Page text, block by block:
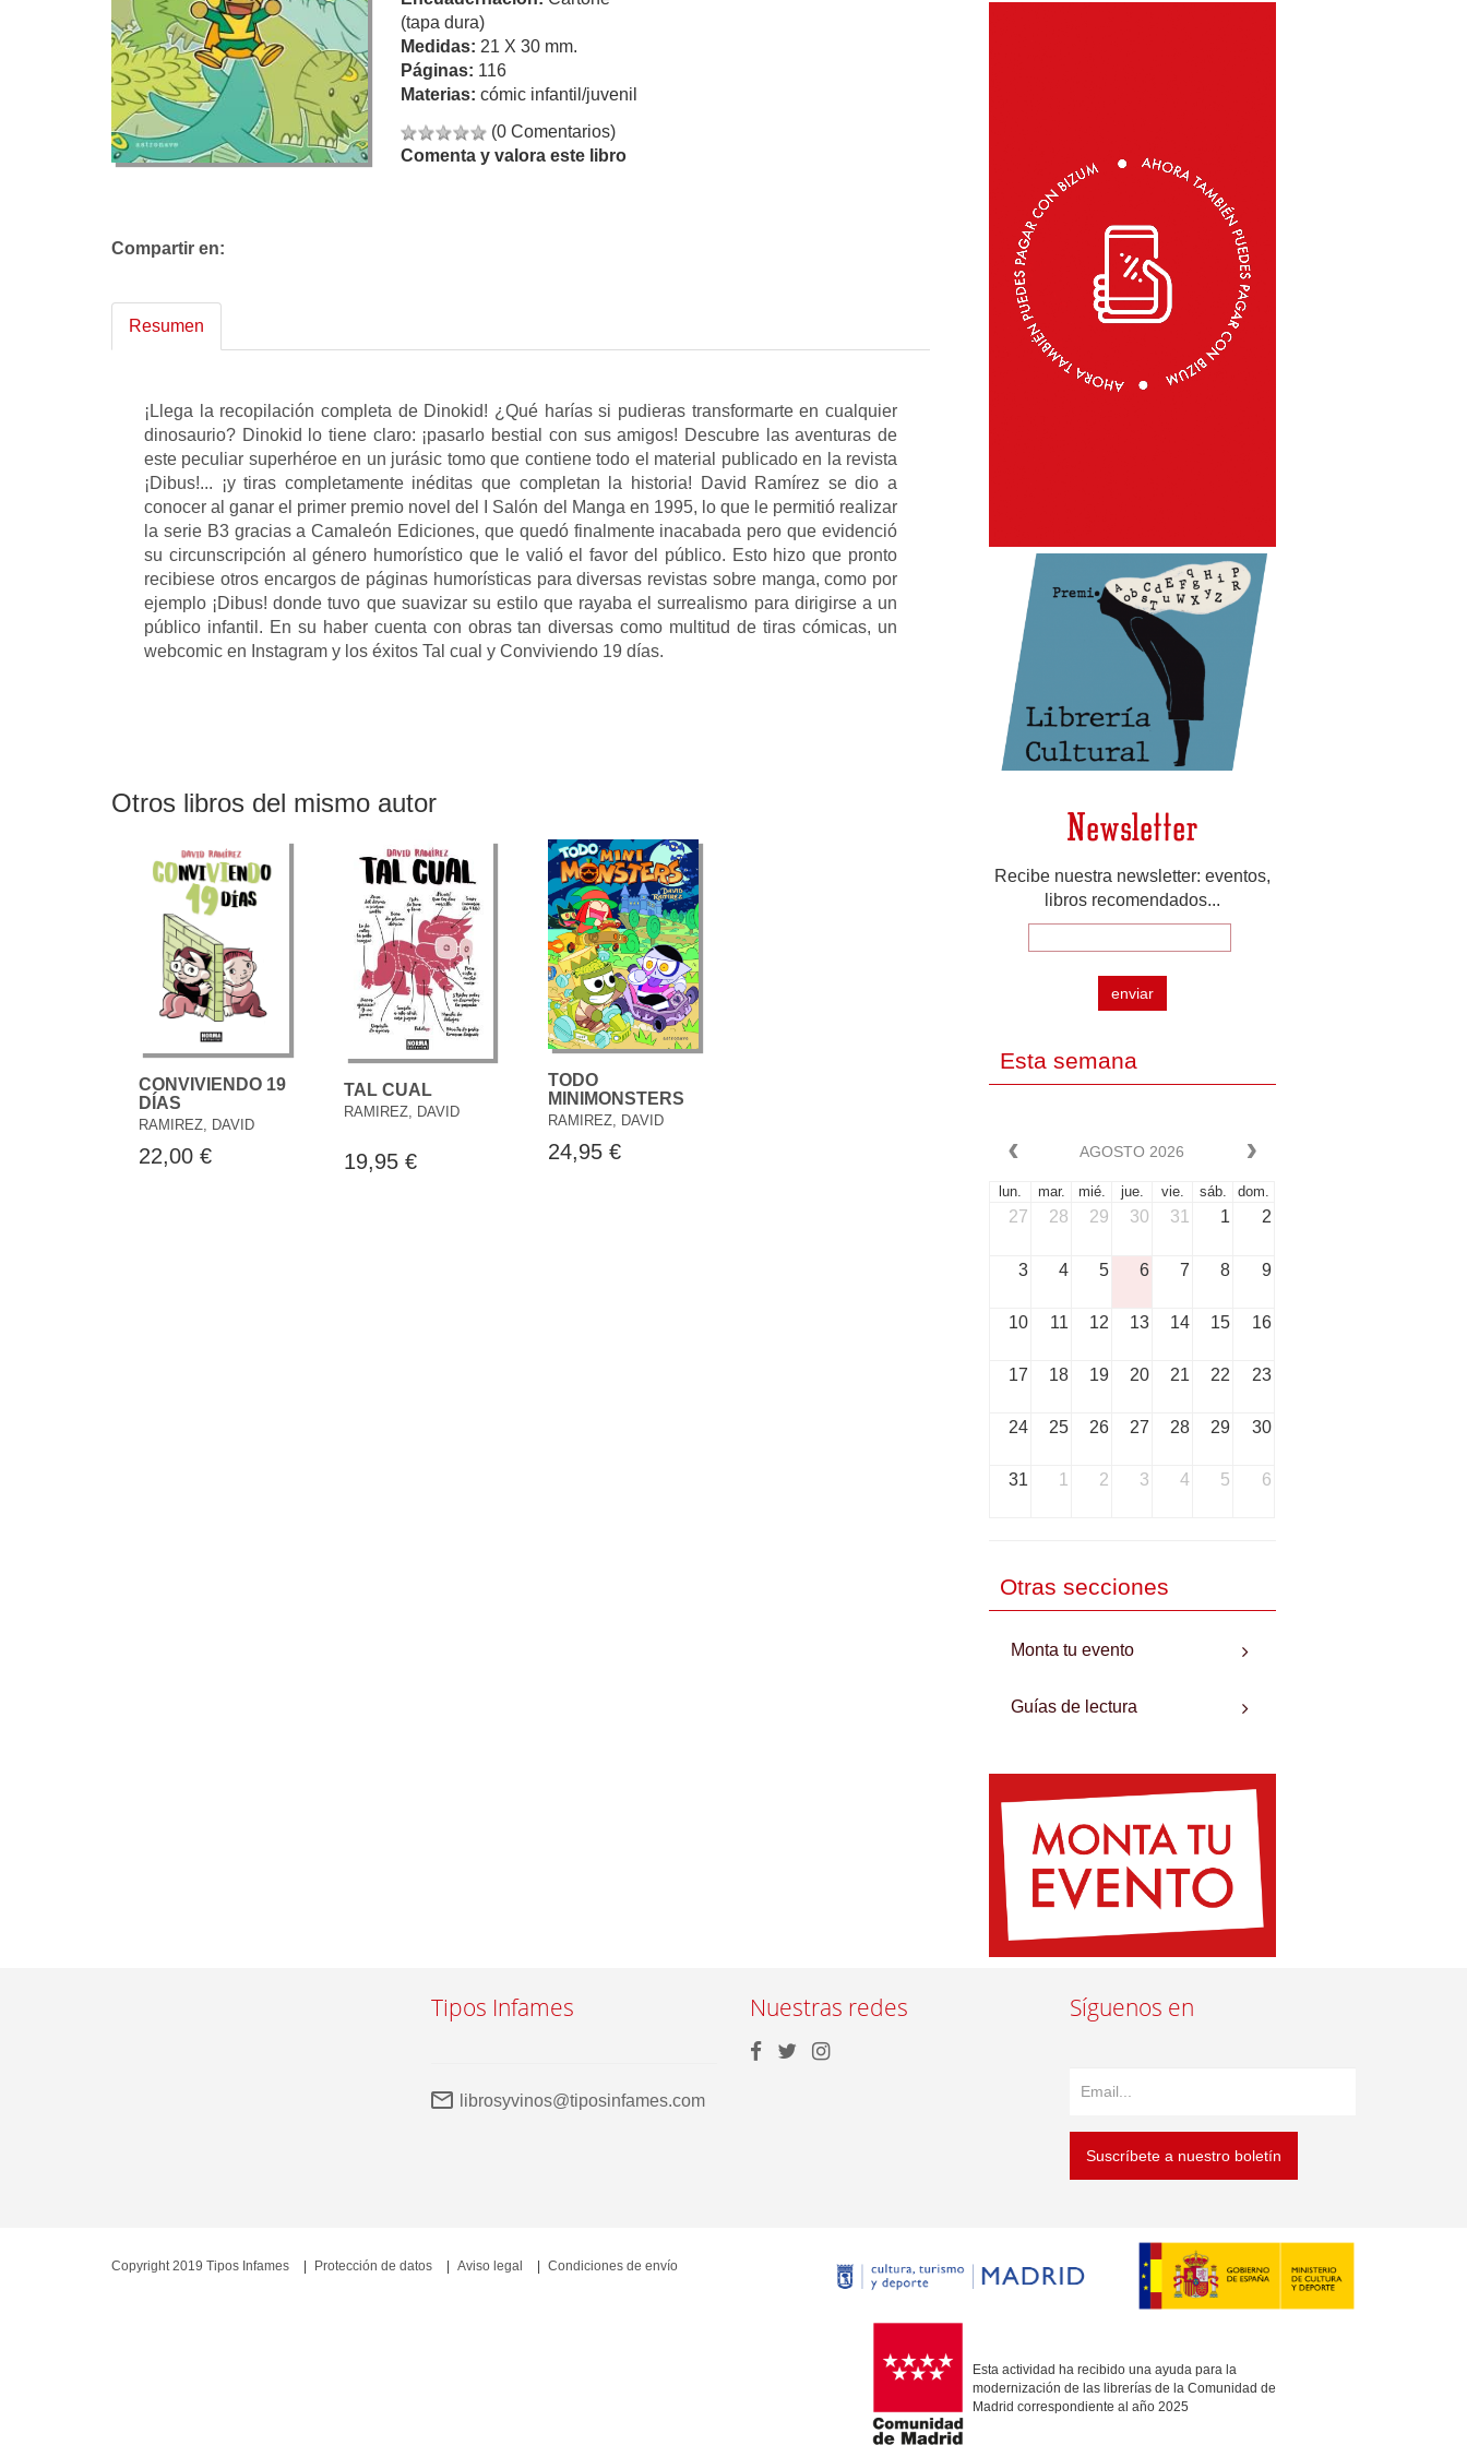
(tapa dura)
Medidas: 21 X 30 mm.
Páginas: 116
Materias: cómic infantil/juvenil
(0 Comentarios)
Comenta y valora este libro
Compartir en:
Resumen
¡Llega la recopilación completa de Dinokid! ¿Qué harías si pudieras transformarte en cualquier
dinosaurio? Dinokid lo tiene claro: ¡pasarlo bestial con sus amigos! Descubre las aventuras de
este peculiar superhéroe en un jurásic tomo que contiene todo el material publicado en la revista
¡Dibus!... ¡y tiras completamente inéditas que completan la historia! David Ramírez se dio a
conocer al ganar el primer premio novel del I Salón del Manga en 1995, lo que le permitió realizar
la serie B3 gracias a Camaleón Ediciones, que quedó finalmente inacabada pero que evidenció
su circunscripción al género humorístico que le valió el favor del público. Esto hizo que pronto
recibiese otros encargos de páginas humorísticas para diversas revistas sobre manga, como por
ejemplo ¡Dibus! donde tuvo que suavizar su estilo que rayaba el surrealismo para dirigirse a un
público infantil. En su haber cuenta con obras tan diversas como multitud de tiras cómicas, un
webcomic en Instagram y los éxitos Tal cual y Conviviendo 19 días.
Otros libros del mismo autor
CONVIVIENDO 19
DÍAS
RAMIREZ, DAVID
22,00 €
TAL CUAL
RAMIREZ, DAVID
19,95 €
TODO
MINIMONSTERS
RAMIREZ, DAVID
24,95 €
Newsletter
Recibe nuestra newsletter: eventos,
libros recomendados...
enviar
Esta semana
AGOSTO 2026
lun. mar. mié. jue. vie. sáb. dom.
27 28 29 30 31 1 2
3 4 5 6 7 8 9
10 11 12 13 14 15 16
17 18 19 20 21 22 23
24 25 26 27 28 29 30
31 1 2 3 4 5 6
Otras secciones
Monta tu evento
Guías de lectura
Tipos Infames
librosyvinos@tiposinfames.com
Nuestras redes Síguenos en
Suscríbete a nuestro boletín
Esta actividad ha recibido una ayuda para la
modernización de las librerías de la Comunidad de
Madrid correspondiente al año 2025
Copyright 2019 Tipos Infames Protección de datos Aviso legal Condiciones de envío